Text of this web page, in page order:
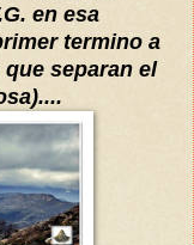
en esa
termino a
separan el